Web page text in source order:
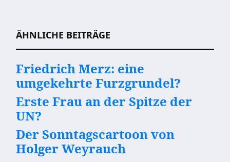
ÄHNLICHE BEITRÄGE
Friedrich Merz: eine
umgekehrte Furzgrundel?
Erste Frau an der Spitze der
UN?
Der Sonntagscartoon von
Holger Weyrauch